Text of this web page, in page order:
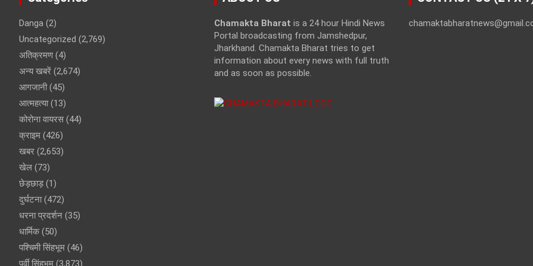
Danga (2)
Uncategorized (2,769)
अतिक्रमण(4)
अन्य खबरें (2,674)
आगजानी(45)
आत्महत्या(13)
कोरोना वायरस (44)
क्राइम (426)
खबर (2,653)
खेल (73)
छेड़छाड़(1)
दुर्घटना(472)
धरना प्रदर्शन (35)
धार्मिक(50)
पश्चिमी सिंहभूम (46)
पूर्वी सिंहभूम (3,873)
Chamakta Bharat is a 24 hour Hindi News
Portal broadcasting from Jamshedpur,
Jharkhand. Chamakta Bharat tries to get
information about every news with full truth
and as soon as possible.